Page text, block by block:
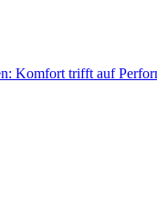
Komfort trifft auf